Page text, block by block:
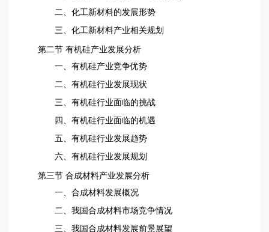
二、化工新材料的发展形势
三、化工新材料产业相关规划
第二节 有机硅产业发展分析
一、有机硅产业竞争优势
二、有机硅行业发展现状
三、有机硅行业面临的挑战
四、有机硅行业面临的机遇
五、有机硅行业发展趋势
六、有机硅行业发展规划
第三节 合成材料产业发展分析
一、合成材料发展概况
二、我国合成材料市场竞争情况
三、我国合成材料发展前景展望